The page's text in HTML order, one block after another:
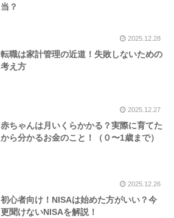
当？
2025.12.28
転職は家計管理の近道！失敗しないための
考え方
2025.12.27
赤ちゃんは月いくらかかる？実際に育てた
から分かるお金のこと！（０〜1歳まで）
2025.12.26
初心者向け！NISAは始めた方がいい？今
更聞けないNISAを解説！